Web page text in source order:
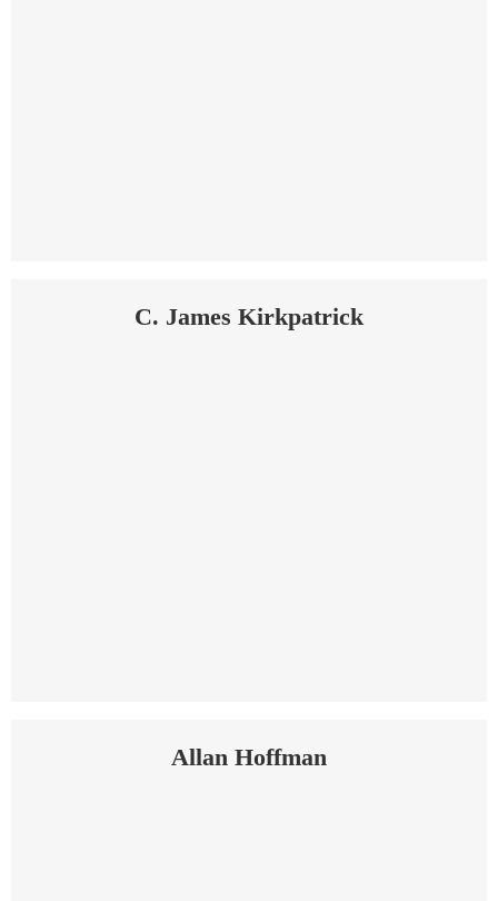
C. James Kirkpatrick
Allan Hoffman